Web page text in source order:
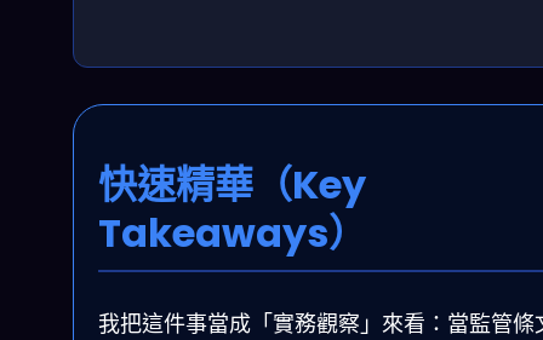
快速精華（Key
Takeaways）
我把這件事當成「實務觀察」來看：當監管條